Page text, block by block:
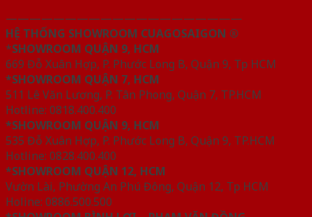
————————————————————
HỆ THỐNG SHOWROOM CUAGOSAIGON ®
*SHOWROOM QUẬN 9, HCM
669 Đỗ Xuân Hợp, P. Phước Long B, Quận 9, Tp HCM
*SHOWROOM QUẬN 7, HCM
511 Lê Văn Lương, P. Tân Phong, Quận 7, TP.HCM
Hotline: 0818.400.400
*SHOWROOM QUẬN 9, HCM
535 Đỗ Xuân Hợp, P. Phước Long B, Quận 9, TP.HCM
Hotline: 0828.400.400
*SHOWROOM QUẬN 12, HCM
Vườn Lài, Phường An Phú Đông, Quận 12, Tp HCM
Holine: 0886.500.500